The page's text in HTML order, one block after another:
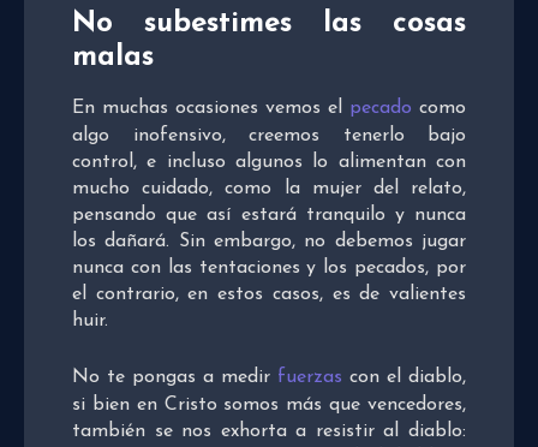
No subestimes las cosas
malas
En muchas ocasiones vemos el pecado como
algo inofensivo, creemos tenerlo bajo
control, e incluso algunos lo alimentan con
mucho cuidado, como la mujer del relato,
pensando que así estará tranquilo y nunca
los dañará. Sin embargo, no debemos jugar
nunca con las tentaciones y los pecados, por
el contrario, en estos casos, es de valientes
huir.
No te pongas a medir fuerzas con el diablo,
si bien en Cristo somos más que vencedores,
también se nos exhorta a resistir al diablo: